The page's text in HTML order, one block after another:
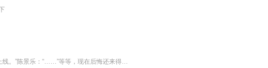
【内容简介】陈景乐：“我愿意用50年寿命换个金手指！”“叮~您的系统已上线。”陈景乐：“……”等等，现在后悔还来得及么？一次神奇的机遇，开启了陈景乐少年氪命的副本生活，开局副本打99只大白鹅了解一下？别人玩儿游戏氪金，我特么玩儿游戏，氪命啊！...